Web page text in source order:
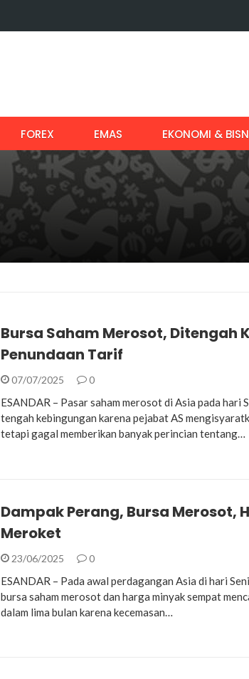
FOREX EMAS EKONOMI &
Bursa Saham Merosot, Ditengah
Penundaan Tarif
07/07/2025 0
ESANDAR – Pasar saham merosot di Asia pada
tengah kebingungan karena pejabat AS
tetapi gagal memberikan banyak perincian tentang…
Dampak Perang, Bursa Merosot,
Meroket
23/06/2025 0
ESANDAR – Pada awal perdagangan Asia di hari
bursa saham merosot dan harga minyak sempat
dalam lima bulan karena kecemasan…